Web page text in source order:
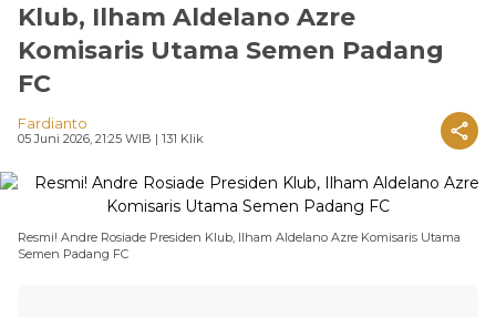
Klub, Ilham Aldelano Azre
Komisaris Utama Semen Padang
FC
Fardianto
05 Juni 2026, 21:25 WIB | 131 Klik
Resmi! Andre Rosiade Presiden Klub, Ilham Aldelano Azre Komisaris Utama
Semen Padang FC